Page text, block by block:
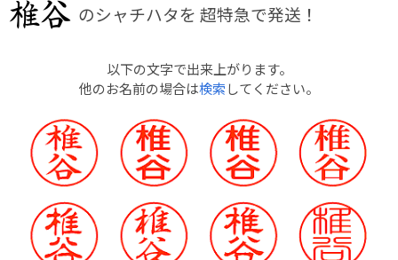
のシャチハタを 超特急で発送！
以下の文字で出来上がります。
他のお名前の場合は検索してください。